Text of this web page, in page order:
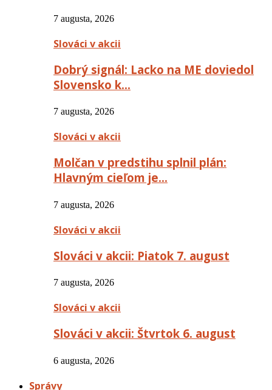
7 augusta, 2026
Slováci v akcii
Dobrý signál: Lacko na ME doviedol
Slovensko k…
7 augusta, 2026
Slováci v akcii
Molčan v predstihu splnil plán:
Hlavným cieľom je…
7 augusta, 2026
Slováci v akcii
Slováci v akcii: Piatok 7. august
7 augusta, 2026
Slováci v akcii
Slováci v akcii: Štvrtok 6. august
6 augusta, 2026
Správy